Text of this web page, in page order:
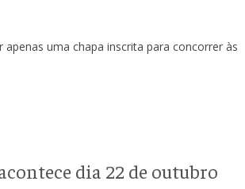
uma chapa inscrita para concorrer às
dia 22 de outubro